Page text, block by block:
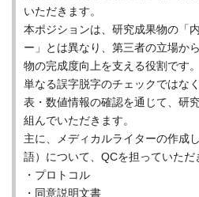
いただきます。
本ポジションは、研究成果物の「
ー」とは異なり、第三者の立場か
物の完成度向上を支える役割です。
単なる誤字脱字のチェックではな
表・数値情報の確認を通じて、研
組んでいただきます。
主に、メディカルライターの作成
語）について、QCを担っていただ
・プロトコル
・同意説明文書